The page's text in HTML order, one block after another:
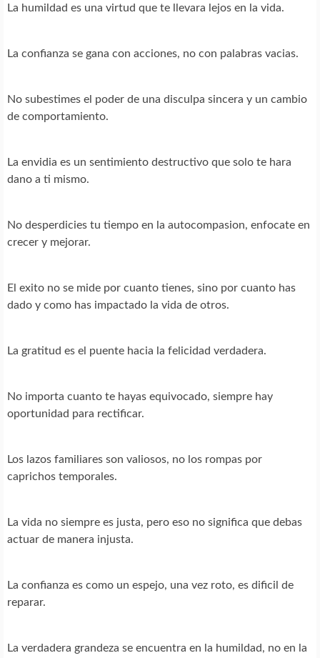
La humildad es una virtud que te llevara lejos en la vida.
La confianza se gana con acciones, no con palabras vacias.
No subestimes el poder de una disculpa sincera y un cambio
de comportamiento.
La envidia es un sentimiento destructivo que solo te hara
dano a ti mismo.
No desperdicies tu tiempo en la autocompasion, enfocate en
crecer y mejorar.
El exito no se mide por cuanto tienes, sino por cuanto has
dado y como has impactado la vida de otros.
La gratitud es el puente hacia la felicidad verdadera.
No importa cuanto te hayas equivocado, siempre hay
oportunidad para rectificar.
Los lazos familiares son valiosos, no los rompas por
caprichos temporales.
La vida no siempre es justa, pero eso no significa que debas
actuar de manera injusta.
La confianza es como un espejo, una vez roto, es dificil de
reparar.
La verdadera grandeza se encuentra en la humildad, no en la